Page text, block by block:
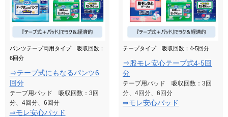
パンツテープ両用タイプ 吸収回数：
6回分
⇒テープ式にもなるパンツ6
回分
テープ用パッド 吸収回数：3回
分、4回分、6回分
⇒モレ安心パッド
テープタイプ 吸収回数：4-5回分
⇒股モレ安心テープ式4-5回
分
テープ用パッド 吸収回数：3回
分、4回分、6回分
⇒モレ安心パッド